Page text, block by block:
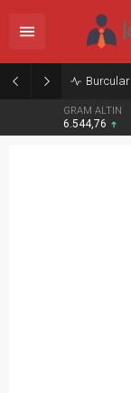
GRAM ALTIN
6.544,76